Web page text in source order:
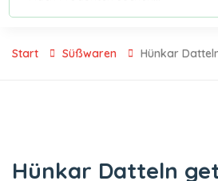
Start Süßwaren Hünkar
Hünkar Datteln